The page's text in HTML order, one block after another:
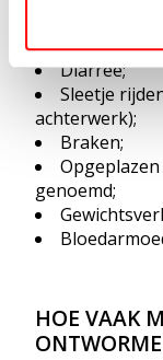
aangetaste
symptomen
Diarree;
Sleetje
achterwerk);
Braken;
genoemd;
HOE VAAK